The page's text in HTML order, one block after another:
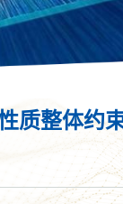
质整体约